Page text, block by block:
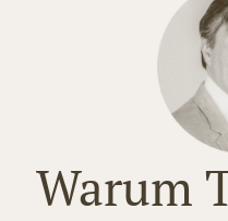
Warum